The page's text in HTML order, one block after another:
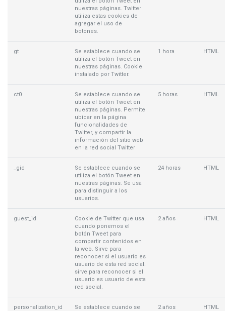
nuestras páginas. Twitter
utiliza estas cookies de
agregar el uso de
botones.
gt
Se establece cuando se
utiliza el botón Tweet en
nuestras páginas. Cookie
instalado por Twitter.
1 hora HTML
ct0
Se establece cuando se
utiliza el botón Tweet en
nuestras páginas. Permite
ubicar en la página
funcionalidades de
Twitter, y compartir la
información del sitio web
en la red social Twitter
5 horas HTML
_gid
Se establece cuando se
utiliza el botón Tweet en
nuestras páginas. Se usa
para distinguir a los
usuarios.
24 horas HTML
guest_id
Cookie de Twitter que usa
cuando ponemos el
botón Tweet para
compartir contenidos en
la web. Sirve para
reconocer si el usuario es
usuario de esta red social.
sirve para reconocer si el
usuario es usuario de esta
red social.
2 años HTML
personalization_id
Se establece cuando se
2 años HTML